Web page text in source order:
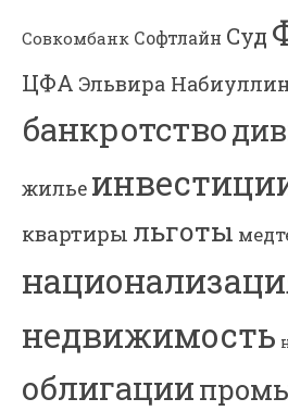
Совкомбанк Софтлайн Суд
ЦФА Эльвира
банкротство
жилье
квартиры льготы
недвижимость
облигации